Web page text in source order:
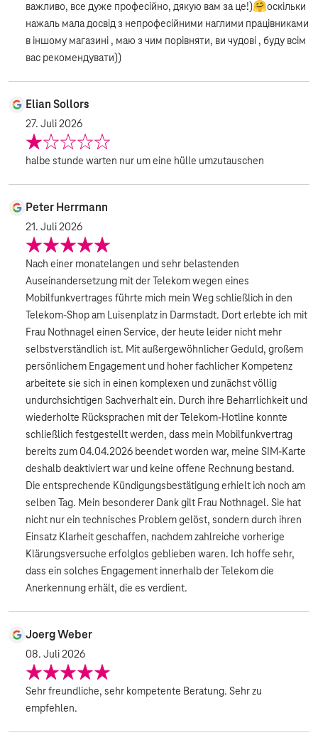
важливо, все дуже професійно, дякую вам за це!)🤗оскільки
нажаль мала досвід з непрофесійними наглими працівниками
в іншому магазині , маю з чим порівняти, ви чудові , буду всім
вас рекомендувати))
Elian Sollors
27. Juli 2026
halbe stunde warten nur um eine hülle umzutauschen
Peter Herrmann
21. Juli 2026
Nach einer monatelangen und sehr belastenden
Auseinandersetzung mit der Telekom wegen eines
Mobilfunkvertrages führte mich mein Weg schließlich in den
Telekom-Shop am Luisenplatz in Darmstadt. Dort erlebte ich mit
Frau Nothnagel einen Service, der heute leider nicht mehr
selbstverständlich ist. Mit außergewöhnlicher Geduld, großem
persönlichem Engagement und hoher fachlicher Kompetenz
arbeitete sie sich in einen komplexen und zunächst völlig
undurchsichtigen Sachverhalt ein. Durch ihre Beharrlichkeit und
wiederholte Rücksprachen mit der Telekom-Hotline konnte
schließlich festgestellt werden, dass mein Mobilfunkvertrag
bereits zum 04.04.2026 beendet worden war, meine SIM-Karte
deshalb deaktiviert war und keine offene Rechnung bestand.
Die entsprechende Kündigungsbestätigung erhielt ich noch am
selben Tag. Mein besonderer Dank gilt Frau Nothnagel. Sie hat
nicht nur ein technisches Problem gelöst, sondern durch ihren
Einsatz Klarheit geschaffen, nachdem zahlreiche vorherige
Klärungsversuche erfolglos geblieben waren. Ich hoffe sehr,
dass ein solches Engagement innerhalb der Telekom die
Anerkennung erhält, die es verdient.
Joerg Weber
08. Juli 2026
Sehr freundliche, sehr kompetente Beratung. Sehr zu
empfehlen.